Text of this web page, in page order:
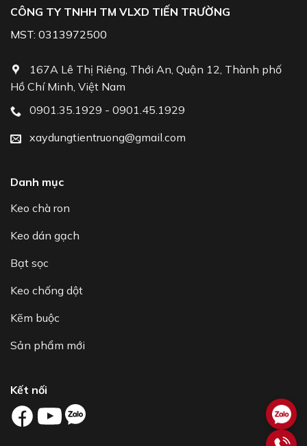
CÔNG TY TNHH TM VLXD TIẾN TRƯỜNG
MST: 0313972500
167A Lê Thị Riêng, Thới An, Quận 12, Thành phố
Hồ Chí Minh, Việt Nam
0901.35.1929 - 0901.45.1929
xaydungtientruong@gmail.com
Danh mục
Keo chà ron
Keo dán gạch
Bạt sọc
Keo chống dột
Kẽm buộc
Sản phẩm mới
Kết nối